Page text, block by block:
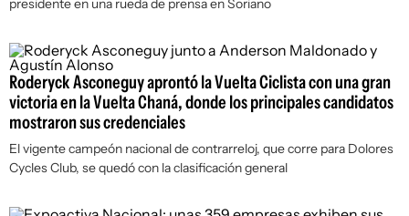
presidente en una rueda de prensa en Soriano
Roderyck Asconeguy aprontó la Vuelta Ciclista con una gran
victoria en la Vuelta Chaná, donde los principales candidatos
mostraron sus credenciales
El vigente campeón nacional de contrarreloj, que corre para Dolores
Cycles Club, se quedó con la clasificación general